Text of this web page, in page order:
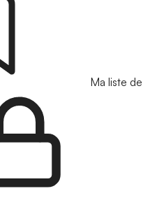
Ma liste de